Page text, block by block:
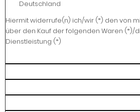
Deutschland
Hiermit widerrufe(n) ich/wir (*) den von
über den Kauf der folgenden Waren (*)/
Dienstleistung (*)